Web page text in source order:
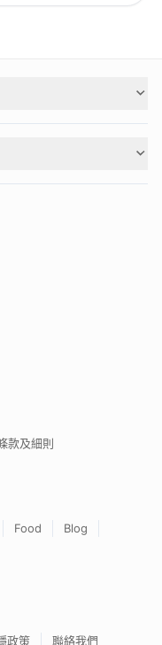
款及細則
Food
Blog
政策 聯絡我們